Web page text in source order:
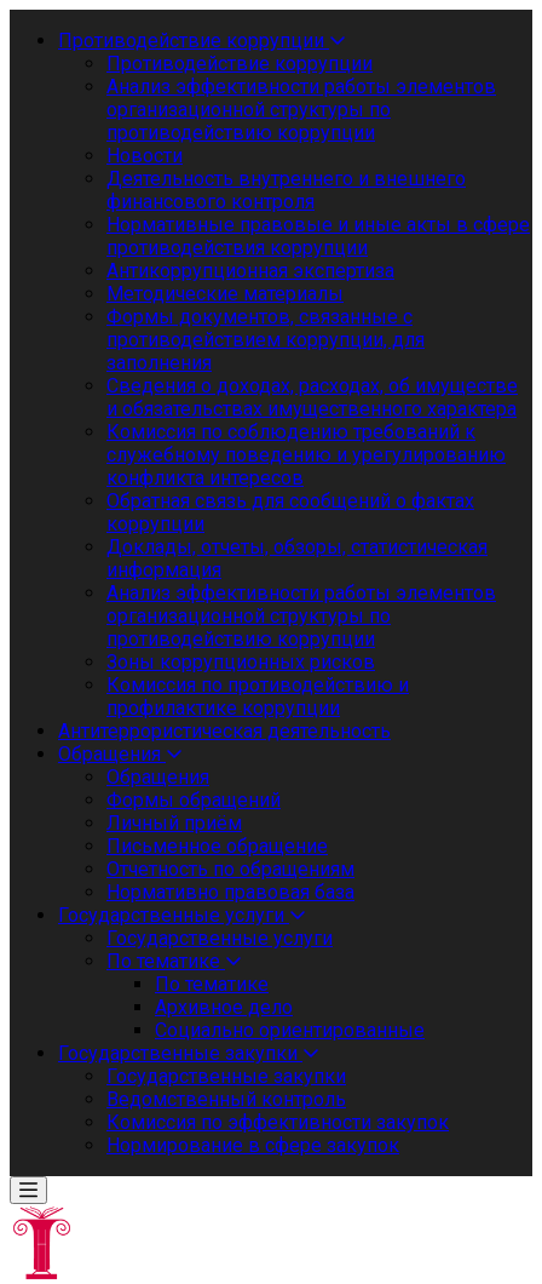
Противодействие коррупции
Противодействие коррупции
Анализ эффективности работы элементов
организационной структуры по
противодействию коррупции
Новости
Деятельность внутреннего и внешнего
финансового контроля
Нормативные правовые и иные акты в сфере
противодействия коррупции
Антикоррупционная экспертиза
Методические материалы
Формы документов, связанные с
противодействием коррупции, для
заполнения
Сведения о доходах, расходах, об имуществе
и обязательствах имущественного характера
Комиссия по соблюдению требований к
служебному поведению и урегулированию
конфликта интересов
Обратная связь для сообщений о фактах
коррупции
Доклады, отчеты, обзоры, статистическая
информация
Анализ эффективности работы элементов
организационной структуры по
противодействию коррупции
Зоны коррупционных рисков
Комиссия по противодействию и
профилактике коррупции
Антитеррористическая деятельность
Обращения
Обращения
Формы обращений
Личный приём
Письменное обращение
Отчетность по обращениям
Нормативно правовая база
Государственные услуги
Государственные услуги
По тематике
По тематике
Архивное дело
Социально ориентированные
Государственные закупки
Государственные закупки
Ведомственный контроль
Комиссия по эффективности закупок
Нормирование в сфере закупок